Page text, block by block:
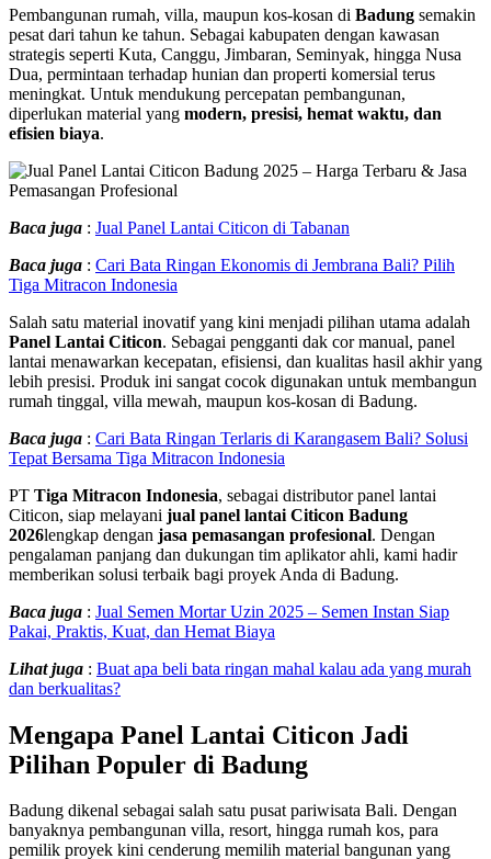
Pembangunan rumah, villa, maupun kos-kosan di Badung semakin
pesat dari tahun ke tahun. Sebagai kabupaten dengan kawasan
strategis seperti Kuta, Canggu, Jimbaran, Seminyak, hingga Nusa
Dua, permintaan terhadap hunian dan properti komersial terus
meningkat. Untuk mendukung percepatan pembangunan,
diperlukan material yang modern, presisi, hemat waktu, dan
efisien biaya.
Baca juga : Jual Panel Lantai Citicon di Tabanan
Baca juga : Cari Bata Ringan Ekonomis di Jembrana Bali? Pilih
Tiga Mitracon Indonesia
Salah satu material inovatif yang kini menjadi pilihan utama adalah
Panel Lantai Citicon. Sebagai pengganti dak cor manual, panel
lantai menawarkan kecepatan, efisiensi, dan kualitas hasil akhir yang
lebih presisi. Produk ini sangat cocok digunakan untuk membangun
rumah tinggal, villa mewah, maupun kos-kosan di Badung.
Baca juga : Cari Bata Ringan Terlaris di Karangasem Bali? Solusi
Tepat Bersama Tiga Mitracon Indonesia
PT Tiga Mitracon Indonesia, sebagai distributor panel lantai
Citicon, siap melayani jual panel lantai Citicon Badung
2026lengkap dengan jasa pemasangan profesional. Dengan
pengalaman panjang dan dukungan tim aplikator ahli, kami hadir
memberikan solusi terbaik bagi proyek Anda di Badung.
Baca juga : Jual Semen Mortar Uzin 2025 – Semen Instan Siap
Pakai, Praktis, Kuat, dan Hemat Biaya
Lihat juga : Buat apa beli bata ringan mahal kalau ada yang murah
dan berkualitas?
Mengapa Panel Lantai Citicon Jadi
Pilihan Populer di Badung
Badung dikenal sebagai salah satu pusat pariwisata Bali. Dengan
banyaknya pembangunan villa, resort, hingga rumah kos, para
pemilik proyek kini cenderung memilih material bangunan yang